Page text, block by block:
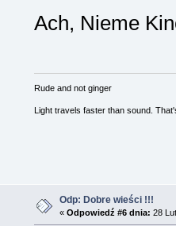
Ach, Nieme
Rude and not ginger
Light travels faster than sound.
Odp: Dobre wieści !!!
« Odpowiedź #6 dnia: 28